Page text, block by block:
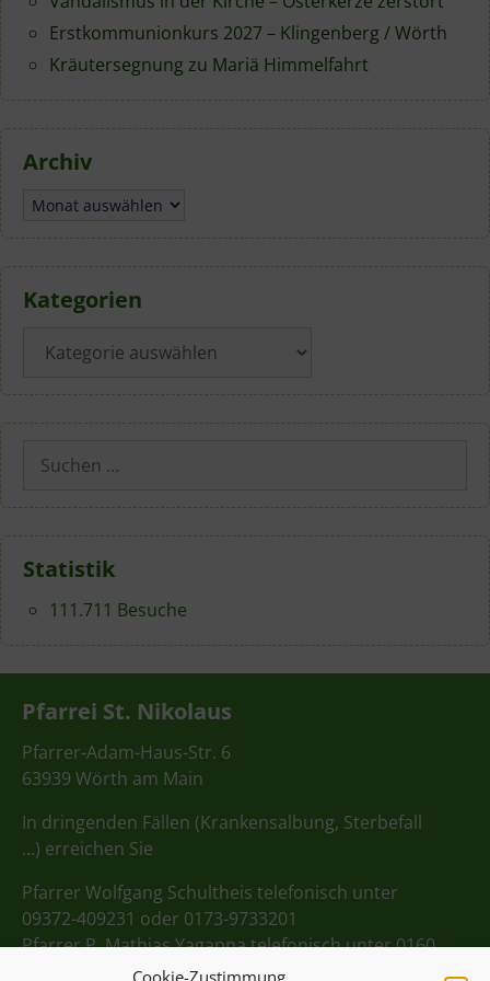
Cookie-Zustimmung
Erstkommunionkurs 2027 – Klingenberg / Wörth
Kräutersegnung zu Mariä Himmelfahrt
Archiv
Archiv
Kategorien
Suchen
nach:
Statistik
111.711 Besuche
Pfarrei St. Nikolaus
Pfarrer-Adam-Haus-Str. 6
63939 Wörth am Main
In dringenden Fällen (Krankensalbung, Sterbefall
…) erreichen Sie
Pfarrer Wolfgang Schultheis telefonisch unter
09372-409231 oder 0173-9733201
Pfarrer P. Mathias Yagappa telefonisch unter 0160